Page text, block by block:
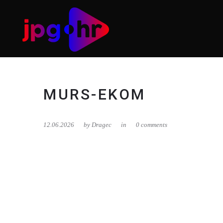
MURS-EKOM
12.06.2026 by Dragec in 0 comments